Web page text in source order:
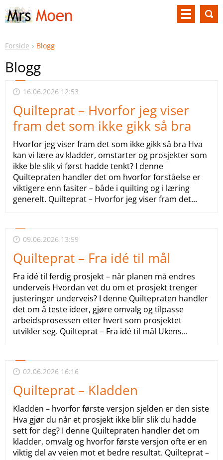
Forside Blogg
Blogg
16.06.2026 12:53
Quilteprat – Hvorfor jeg viser
fram det som ikke gikk så bra
Hvorfor jeg viser fram det som ikke gikk så bra Hva
kan vi lære av kladder, omstarter og prosjekter som
ikke ble slik vi først hadde tenkt? I denne
Quiltepraten handler det om hvorfor forståelse er
viktigere enn fasiter – både i quilting og i læring
generelt. Quilteprat – Hvorfor jeg viser fram det...
09.06.2026 13:59
Quilteprat – Fra idé til mål
Fra idé til ferdig prosjekt – når planen må endres
underveis Hvordan vet du om et prosjekt trenger
justeringer underveis? I denne Quiltepraten handler
det om å teste ideer, gjøre omvalg og tilpasse
arbeidsprosessen etter hvert som prosjektet
utvikler seg. Quilteprat – Fra idé til mål Ukens...
02.06.2026 16:16
Quilteprat – Kladden
Kladden – hvorfor første versjon sjelden er den siste
Hva gjør du når et prosjekt ikke blir slik du hadde
sett for deg? I denne Quiltepraten handler det om
kladder, omvalg og hvorfor første versjon ofte er en
viktig del av veien mot et bedre resultat. Quilteprat –